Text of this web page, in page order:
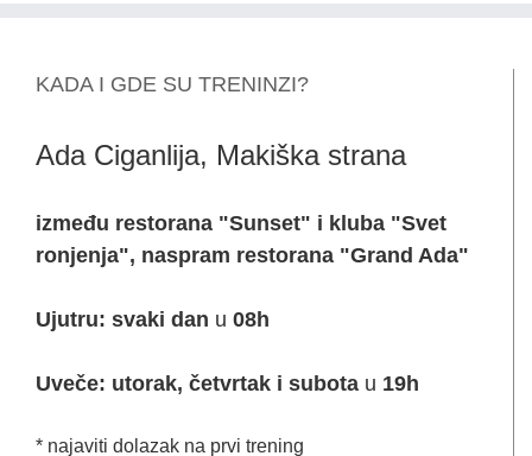
KADA I GDE SU TRENINZI?
Ada Ciganlija, Makiška strana
između restorana "Sunset" i kluba "Svet
ronjenja", naspram restorana "Grand Ada"
Ujutru: svaki dan u 08h
Uveče: utorak, četvrtak i subota u 19h
* najaviti dolazak na prvi trening